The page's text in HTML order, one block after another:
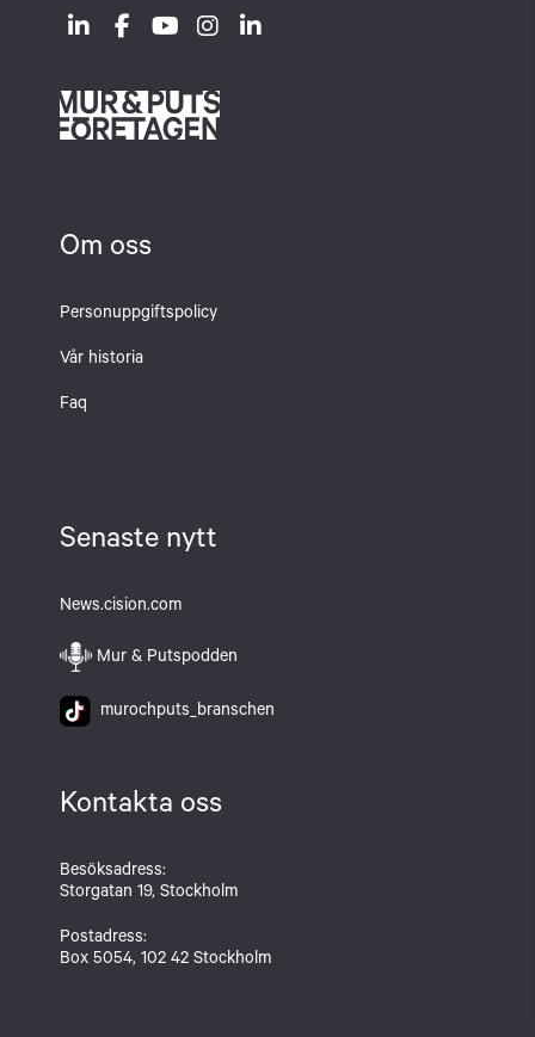
Om oss
Personuppgiftspolicy
Vår historia
Faq
Senaste nytt
News.cision.com
Mur & Putspodden
murochputs_branschen
Kontakta oss
Besöksadress:
Storgatan 19, Stockholm
Postadress:
Box 5054, 102 42 Stockholm